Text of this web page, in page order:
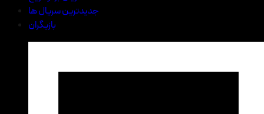
جدیدترین سریال ها
بازیگران